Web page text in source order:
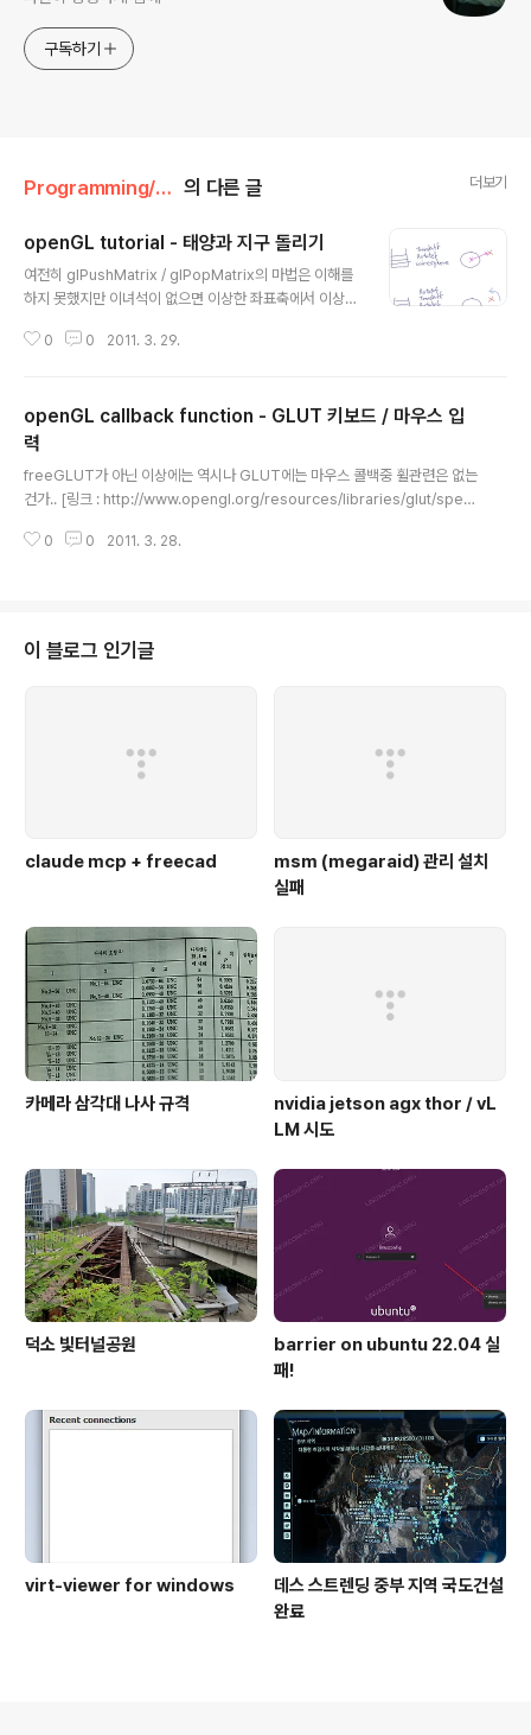
구독하기
Programming/openGL 의 다른 글 더보기
openGL tutorial - 태양과 지구 돌리기
여전히 glPushMatrix / glPopMatrix의 마법은 이해를
하지 못했지만 이녀석이 없으면 이상한 좌표축에서 이상하
후에는 추가된 개체를 중심으로 glRotate / glTranslate
다. 스택에 들어가는 것과 공간의 변화를 한번 정리해보자
면 다음과 같은데 어떻게 보면 Rotate와 Translate는 좌
표계 자체를 변경시키며 왜곡된(?) 공간에 개체를 놓으면
서 회전을 시키는 식으로 구성이 된 것으로 보인다. #inclu
de "windows.h" #include "GL/gl.h" #include "GL/
glu.h"..
0 0 2011. 3. 29.
openGL callback function - GLUT 키보드 / 마우스 입
력
freeGLUT가 아닌 이상에는 역시나 GLUT에는 마우스 콜백중 휠관련은 없는
건가.. [링크 : http://www.opengl.org/resources/libraries/glut/spec
s/glut/spec3/node49.html]
0 0 2011. 3. 28.
이 블로그 인기글
claude mcp + freecad
msm (megaraid) 관리 설치
실패
카메라 삼각대 나사 규격
nvidia jetson agx thor / vL
LM 시도
덕소 빛터널공원
barrier on ubuntu 22.04 실
패!
virt-viewer for windows
데스 스트렌딩 중부 지역 국도건설
완료